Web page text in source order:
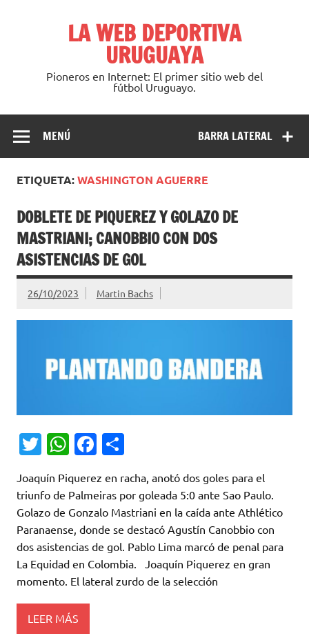
LA WEB DEPORTIVA
URUGUAYA
Pioneros en Internet: El primer sitio web del
fútbol Uruguayo.
BARRA LATERAL
MENÚ
ETIQUETA:WASHINGTON AGUERRE
DOBLETE DE PIQUEREZ Y GOLAZO DE
MASTRIANI; CANOBBIO CON DOS
ASISTENCIAS DE GOL
26/10/2023 Martin Bachs
T
it
te
r
W
at
s
A
p
p
Fa
e
b
o
o
k
m
p
ar
ti
r
Joaquín Piquerez en racha, anotó dos goles para el
triunfo de Palmeiras por goleada 5:0 ante Sao Paulo.
Golazo de Gonzalo Mastriani en la caída ante Athlético
Paranaense, donde se destacó Agustín Canobbio con
dos asistencias de gol. Pablo Lima marcó de penal para
La Equidad en Colombia. Joaquín Piquerez en gran
momento. El lateral zurdo de la selección
LEER MÁS